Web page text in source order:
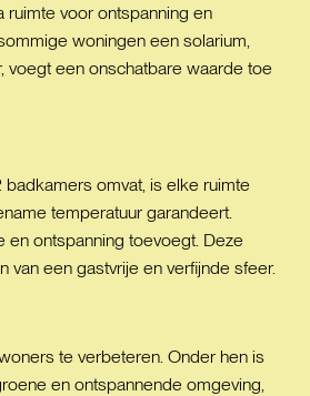
ruimte voor ontspanning en
woningen een solarium,
voegt een onschatbare waarde toe
omvat, is elke ruimte
temperatuur garandeert.
ontspanning toevoegt. Deze
een gastvrije en verfijnde sfeer.
te verbeteren. Onder hen is
en ontspannende omgeving,